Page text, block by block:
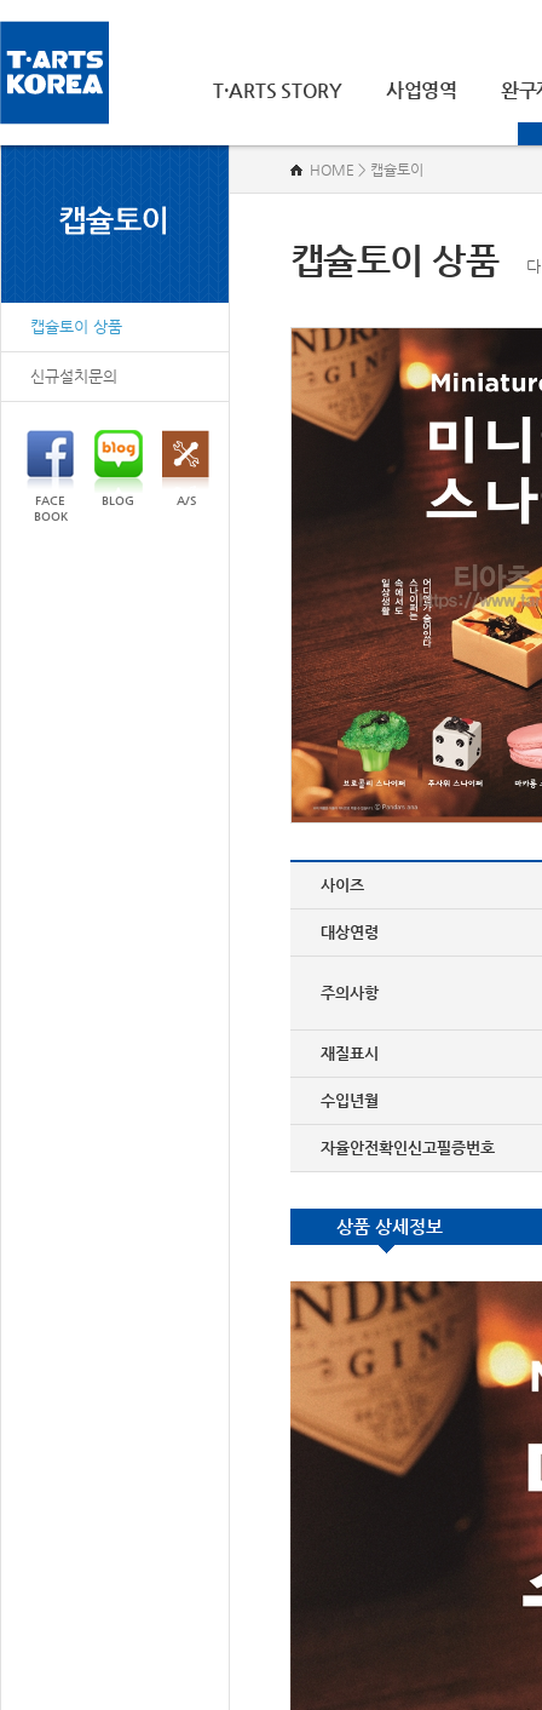
T·ARTS STORY 사업영역 완구
캡슐토이 상품
신규설치문의
FACE
BOOK
BLOG A/S
캡슐토이 상품
HOME > 캡슐토이
사이즈
대상연령
주의사항
재질표시
수입년월
자율안전확인신고필증번호
상품 상세정보